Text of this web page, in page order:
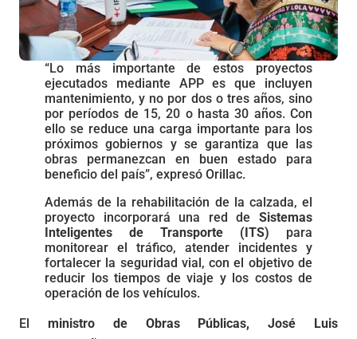
“Lo más importante de estos proyectos
ejecutados mediante APP es que incluyen
mantenimiento, y no por dos o tres años, sino
por períodos de 15, 20 o hasta 30 años. Con
ello se reduce una carga importante para los
próximos gobiernos y se garantiza que las
obras permanezcan en buen estado para
beneficio del país”, expresó Orillac.
Además de la rehabilitación de la calzada, el
proyecto incorporará una red de Sistemas
Inteligentes de Transporte (ITS) para
monitorear el tráfico, atender incidentes y
fortalecer la seguridad vial, con el objetivo de
reducir los tiempos de viaje y los costos de
operación de los vehículos.
El ministro de Obras Públicas, José Luis